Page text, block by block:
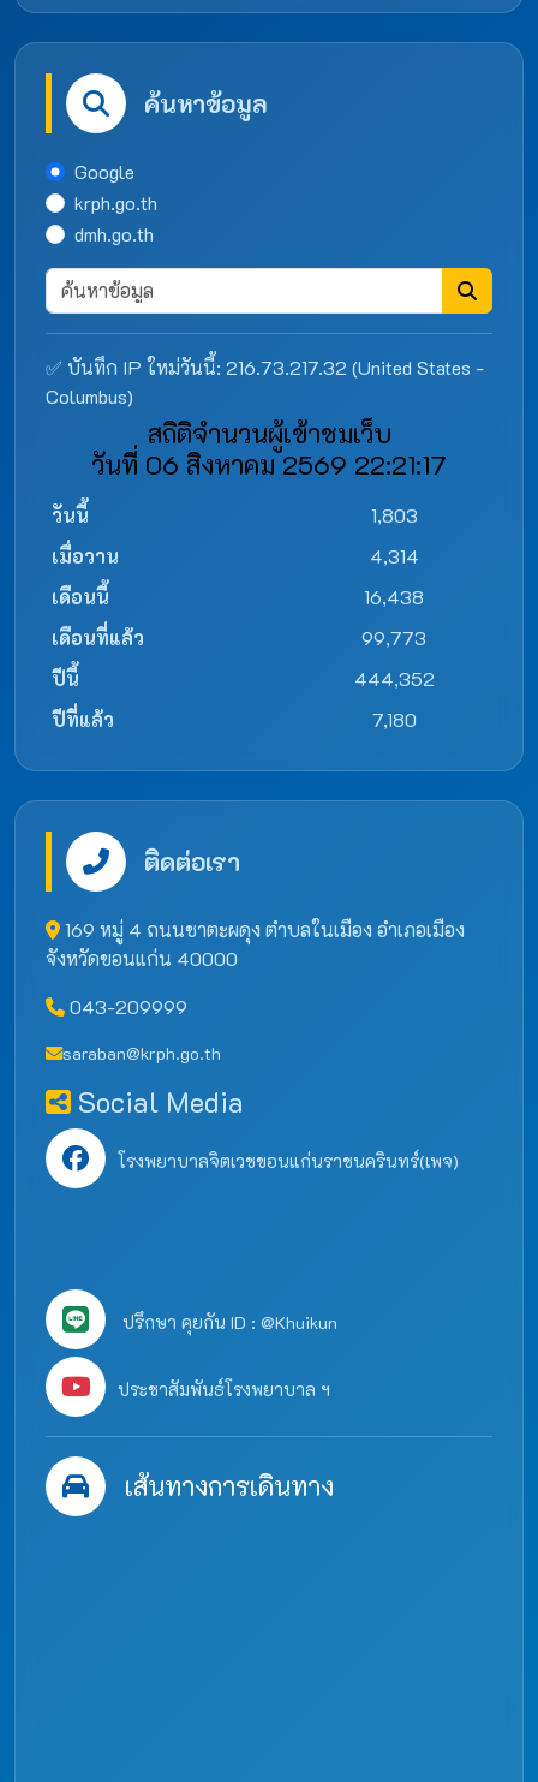
ค้นหาข้อมูล
Google
krph.go.th
dmh.go.th
✅ บันทึก IP ใหม่วันนี้: 216.73.217.32 (United States -
Columbus)
สถิติจำนวนผู้เข้าชมเว็บ
วันที่ 06 สิงหาคม 2569 22:21:17
วันนี้
1,803
เมื่อวาน
4,314
เดือนนี้
16,438
เดือนที่แล้ว
99,773
ปีนี้
444,352
ปีที่แล้ว
7,180
ติดต่อเรา
169 หมู่ 4 ถนนชาตะผดุง ตำบลในเมือง อำเภอเมือง
จังหวัดขอนแก่น 40000
043-209999
saraban@krph.go.th
Social Media
โรงพยาบาลจิตเวชขอนแก่นราชนครินทร์(เพจ)
ปรึกษา คุยกัน ID : @Khuikun
ประชาสัมพันธ์โรงพยาบาล ฯ
เส้นทางการเดินทาง